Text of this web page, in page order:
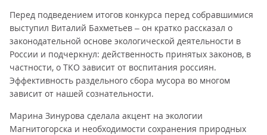
Перед подведением итогов конкурса перед собравшимися
выступил Виталий Бахметьев – он кратко рассказал о
законодательной основе экологической деятельности в
России и подчеркнул: действенность принятых законов, в
частности, о ТКО зависит от воспитания россиян.
Эффективность раздельного сбора мусора во многом
зависит от нашей сознательности.
Марина Зинурова сделала акцент на экологии
Магнитогорска и необходимости сохранения природных